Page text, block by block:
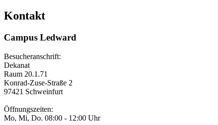
Kontakt
Campus Ledward
Besucheranschrift:
Dekanat
Raum 20.1.71
Konrad-Zuse-Straße 2
97421 Schweinfurt
Öffnungszeiten:
Mo, Mi, Do. 08:00 - 12:00 Uhr